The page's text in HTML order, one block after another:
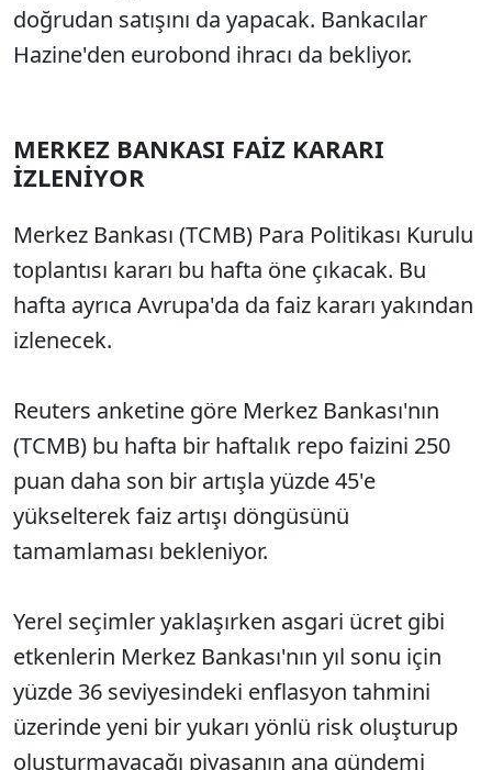
doğrudan satışını da yapacak. Bankacılar
Hazine'den eurobond ihracı da bekliyor.
MERKEZ BANKASI FAİZ KARARI
İZLENİYOR
Merkez Bankası (TCMB) Para Politikası Kurulu
toplantısı kararı bu hafta öne çıkacak. Bu
hafta ayrıca Avrupa'da da faiz kararı yakından
izlenecek.
Reuters anketine göre Merkez Bankası'nın
(TCMB) bu hafta bir haftalık repo faizini 250
puan daha son bir artışla yüzde 45'e
yükselterek faiz artışı döngüsünü
tamamlaması bekleniyor.
Yerel seçimler yaklaşırken asgari ücret gibi
etkenlerin Merkez Bankası'nın yıl sonu için
yüzde 36 seviyesindeki enflasyon tahmini
üzerinde yeni bir yukarı yönlü risk oluşturup
oluşturmayacağı piyasanın ana gündemi